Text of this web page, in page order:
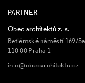
PARTNER
Obec architektů z. s.
Betlémské náměstí 169/5a
110 00 Praha 1
info@obecarchitektu.cz